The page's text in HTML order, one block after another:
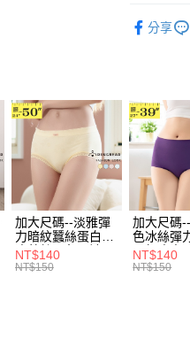
1.分期款
醒簡訊。
【注意事
1.本服務
用戶於交
款買賣價
2.基於同
資料（包
用，由本
3.完整用
【「
１．於結
３．收到
／ATM／
※ 請注意
絡購買商
先享後付
※ 交易是
是否繳費
付客戶支
【注意事
１．透過
交易，需
每筆
7-11取貨
每筆
付款後7-
每筆
宅配
每筆
分享
加大尺碼--淡雅彈
力暗紋蠶絲蛋白無
痕蕾絲三角內褲
(白.粉.藍.黃XL-
NT$140
NT$150
加大尺碼
色冰絲彈
臀無痕中
褲(黑.紅.
NT$140
NT$150